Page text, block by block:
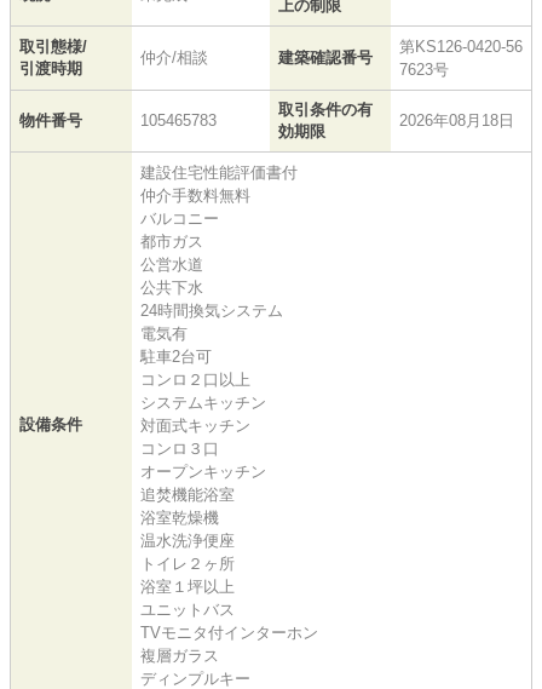
上の制限
取引態様/
引渡時期
仲介/相談 建築確認番号
第KS126-0420-56
7623号
物件番号 105465783
取引条件の有
効期限
2026年08月18日
設備条件
建設住宅性能評価書付
仲介手数料無料
バルコニー
都市ガス
公営水道
公共下水
24時間換気システム
電気有
駐車2台可
コンロ２口以上
システムキッチン
対面式キッチン
コンロ３口
オープンキッチン
追焚機能浴室
浴室乾燥機
温水洗浄便座
トイレ２ヶ所
浴室１坪以上
ユニットバス
TVモニタ付インターホン
複層ガラス
ディンプルキー